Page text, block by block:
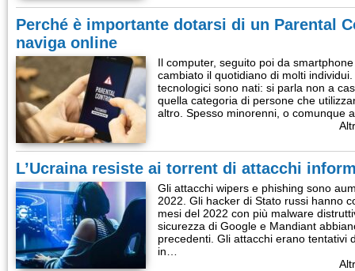
Perché è importante dotarsi di un Parental
naviga online
Il computer, seguito poi da
cambiato il quotidiano di molti
tecnologici sono nati: si parla non a
quella categoria di persone che
altro. Spesso minorenni, o comunque
L’Ucraina resiste ai torrent di attacchi
Gli attacchi wipers e phishing sono
2022. Gli hacker di Stato russi hanno
mesi del 2022 con più malware
sicurezza di Google e Mandiant
precedenti. Gli attacchi erano tentativi
in…